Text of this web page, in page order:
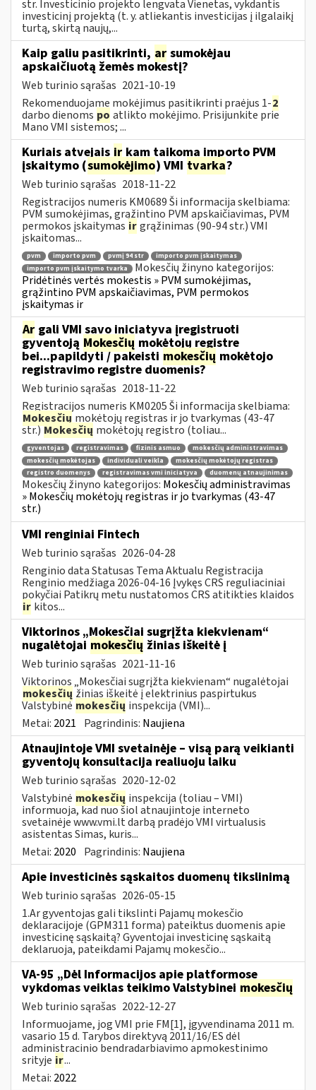
str. Investicinio projekto lengvata Vienetas, vykdantis
investicinį projektą (t. y. atliekantis investicijas į ilgalaikį
turtą, skirtą naujų,...
Kaip galiu pasitikrinti, ar sumokėjau
apskaičiuotą žemės mokestį?
Web turinio sąrašas 2021-10-19
Rekomenduojame mokėjimus pasitikrinti praėjus 1-2
darbo dienoms po atlikto mokėjimo. Prisijunkite prie
Mano VMI sistemos; ...
Kuriais atvejais ir kam taikoma importo PVM
įskaitymo (sumokėjimo) VMI tvarka?
Web turinio sąrašas 2018-11-22
Registracijos numeris KM0689 Ši informacija skelbiama:
PVM sumokėjimas, grąžintino PVM apskaičiavimas, PVM
permokos įskaitymas irgrąžinimas (90-94 str.) VMI
įskaitomas...
pvm importo pvm pvmį 94 str
importo pvm įskaitymas
importo pvm įskaitymo tvarka
Mokesčių žinyno kategorijos:
Pridėtinės vertės mokestis » PVM sumokėjimas,
grąžintino PVM apskaičiavimas, PVM permokos
įskaitymas ir
Ar gali VMI savo iniciatyva įregistruoti
gyventoją Mokesčių mokėtojų registre
bei...papildyti / pakeisti mokesčių mokėtojo
registravimo registre duomenis?
Web turinio sąrašas 2018-11-22
Registracijos numeris KM0205 Ši informacija skelbiama:
Mokesčių mokėtojų registras ir jo tvarkymas (43-47
str.)Mokesčių mokėtojų registro (toliau...
gyventojas registravimas fizinis asmuo
mokesčių administravimas
mokesčių mokėtojas
individuali veikla
mokesčių mokėtojų registras
registro duomenys
registravimas vmi iniciatyva duomenų atnaujinimas
Mokesčių žinyno kategorijos: Mokesčių administravimas
» Mokesčių mokėtojų registras ir jo tvarkymas (43-47
str.)
VMI renginiai Fintech
Web turinio sąrašas 2026-04-28
Renginio data Statusas Tema Aktualu Registracija
Renginio medžiaga 2026-04-16 Įvykęs CRS reguliaciniai
pokyčiai Patikrų metu nustatomos CRS atitikties klaidos
ir kitos...
Viktorinos „Mokesčiai sugrįžta kiekvienam“
nugalėtojai mokesčių žinias iškeitė į
Web turinio sąrašas 2021-11-16
Viktorinos „Mokesčiai sugrįžta kiekvienam“ nugalėtojai
mokesčių žinias iškeitė į elektrinius paspirtukus
Valstybinė mokesčių inspekcija (VMI)...
Metai: 2021 Pagrindinis: Naujiena
Atnaujintoje VMI svetainėje – visą parą veikianti
gyventojų konsultacija realiuoju laiku
Web turinio sąrašas 2020-12-02
Valstybinė mokesčių inspekcija (toliau – VMI)
informuoja, kad nuo šiol atnaujintoje interneto
svetainėje www.vmi.lt darbą pradėjo VMI virtualusis
asistentas Simas, kuris...
Metai: 2020 Pagrindinis: Naujiena
Apie investicinės sąskaitos duomenų tikslinimą
Web turinio sąrašas 2026-05-15
1.Ar gyventojas gali tikslinti Pajamų mokesčio
deklaracijoje (GPM311 forma) pateiktus duomenis apie
investicinę sąskaitą? Gyventojai investicinę sąskaitą
deklaruoja, pateikdami Pajamų mokesčio...
VA-95 „Dėl Informacijos apie platformose
vykdomas veiklas teikimo Valstybinei mokesčių
Web turinio sąrašas 2022-12-27
Informuojame, jog VMI prie FM[1], įgyvendinama 2011 m.
vasario 15 d. Tarybos direktyvą 2011/16/ES dėl
administracinio bendradarbiavimo apmokestinimo
srityje ir...
Metai: 2022